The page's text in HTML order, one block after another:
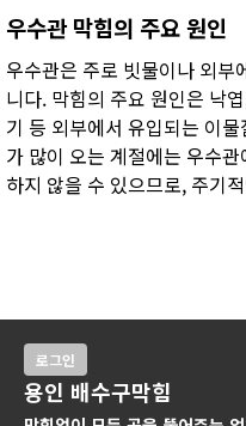
우수관 막힘의 주요 원인
우수관은 주로 빗물이나 외부
니다. 막힘의 주요 원인은 낙
기 등 외부에서 유입되는 이
가 많이 오는 계절에는 우수
하지 않을 수 있으므로, 주기
로그인
용인 배수구막힘